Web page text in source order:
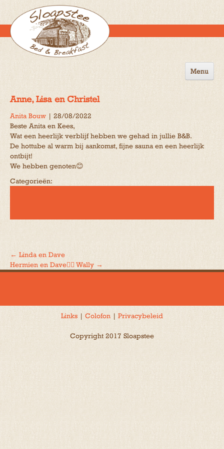
Menu
Activiteiten
Anne, Lisa en Christel
Anita Bouw | 28/08/2022
Beste Anita en Kees,
Wat een heerlijk verblijf hebben we gehad in jullie B&B.
De hottube al warm bij aankomst, fijne sauna en een heerlijk
ontbijt!
We hebben genoten😊
Categorieën:
Bericht
← Linda en Dave
Hermien en Dave🐕‍🦺 Wally →
Links | Colofon | Privacybeleid
Copyright 2017 Sloapstee